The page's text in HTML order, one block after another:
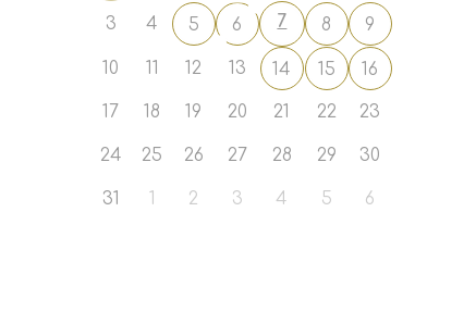
3 4 5 6 7 8 9
10 12 13 14 15 16
17 18 19 20 21 22 23
24 25 26 27 28 29 30
31 2 3 4 5 6